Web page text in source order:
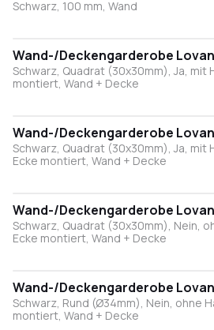
Schwarz, 100 mm, Wand
Wand-/Deckengarderobe Lovan
Schwarz, Quadrat (30x30mm), Ja, mit
montiert, Wand + Decke
Wand-/Deckengarderobe Lovan
Schwarz, Quadrat (30x30mm), Ja, mit
Ecke montiert, Wand + Decke
Wand-/Deckengarderobe Lovan
Schwarz, Quadrat (30x30mm), Nein,
Ecke montiert, Wand + Decke
Wand-/Deckengarderobe Lovan
Schwarz, Rund (Ø34mm), Nein, ohne
montiert, Wand + Decke